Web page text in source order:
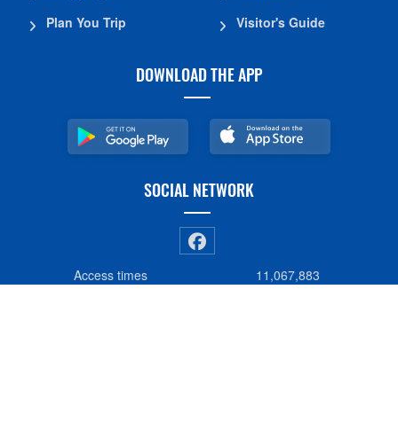
Plan You Trip
Visitor's Guide
DOWNLOAD THE APP
SOCIAL NETWORK
Access times
11,067,883